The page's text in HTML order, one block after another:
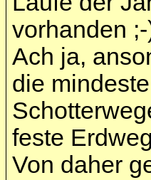
vorhanden
Ach ja,
die
feste
Von daher